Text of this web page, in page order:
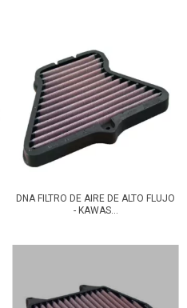
DNA FILTRO DE AIRE DE ALTO FLUJO
- KAWAS...